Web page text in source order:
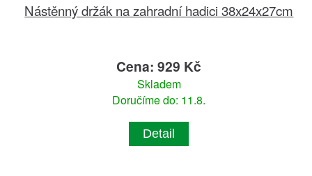
Nástěnný držák na zahradní hadici 38x24x27cm
Cena: 929 Kč
Skladem
Doručíme do: 11.8.
Detail